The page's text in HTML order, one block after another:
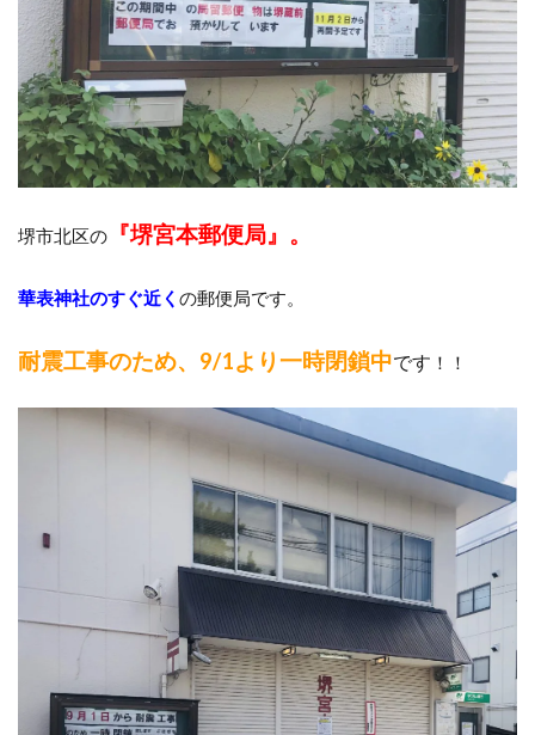
堺市北区の 『堺宮本郵便局』。
華表神社のすぐ近く の郵便局です。
耐震工事のため、9/1より一時閉鎖中です ！！